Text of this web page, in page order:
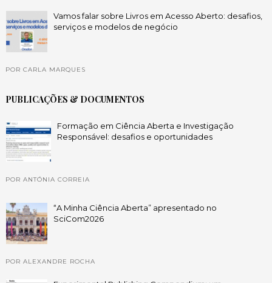
Vamos falar sobre Livros em Acesso Aberto: desafios,
serviços e modelos de negócio
POR CARLA MARQUES
PUBLICAÇÕES & DOCUMENTOS
Formação em Ciência Aberta e Investigação
Responsável: desafios e oportunidades
POR ANTÓNIA CORREIA
“A Minha Ciência Aberta” apresentado no
SciCom2026
POR ALEXANDRE ROCHA